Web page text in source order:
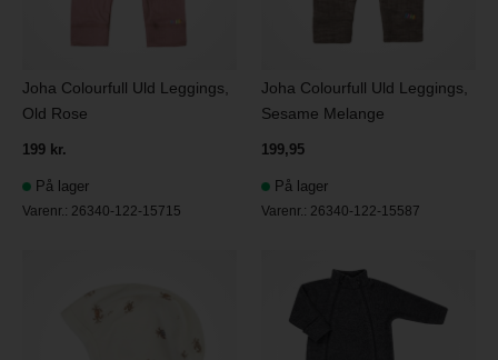
Joha Colourfull Uld Leggings,
Old Rose
199 kr.
På lager
Varenr.: 26340-122-15715
Joha Colourfull Uld Leggings,
Sesame Melange
199,95
På lager
Varenr.: 26340-122-15587